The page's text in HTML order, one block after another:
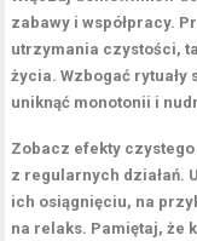
zabawy i współpracy.
utrzymania czystości,
życia. Wzbogać
uniknąć monotonii i
Zobacz efekty czystego
z regularnych działań.
ich osiągnięciu, na
na relaks. Pamiętaj, że